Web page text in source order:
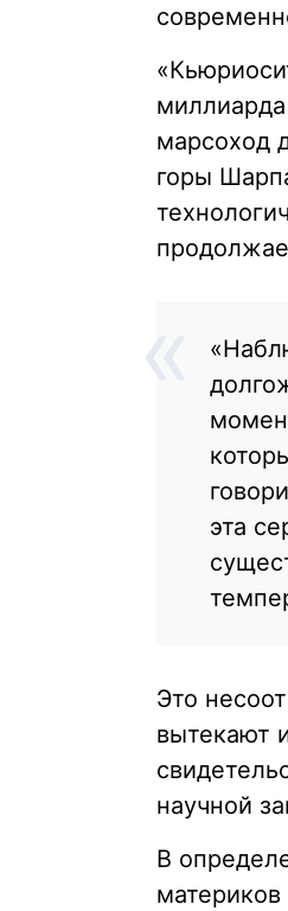
миллиарда
марсоход
горы
эта
Это
вытекают
научной
В